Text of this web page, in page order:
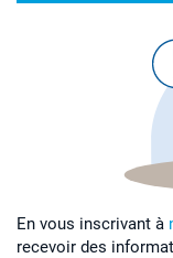
En vous inscrivant à
recevoir des